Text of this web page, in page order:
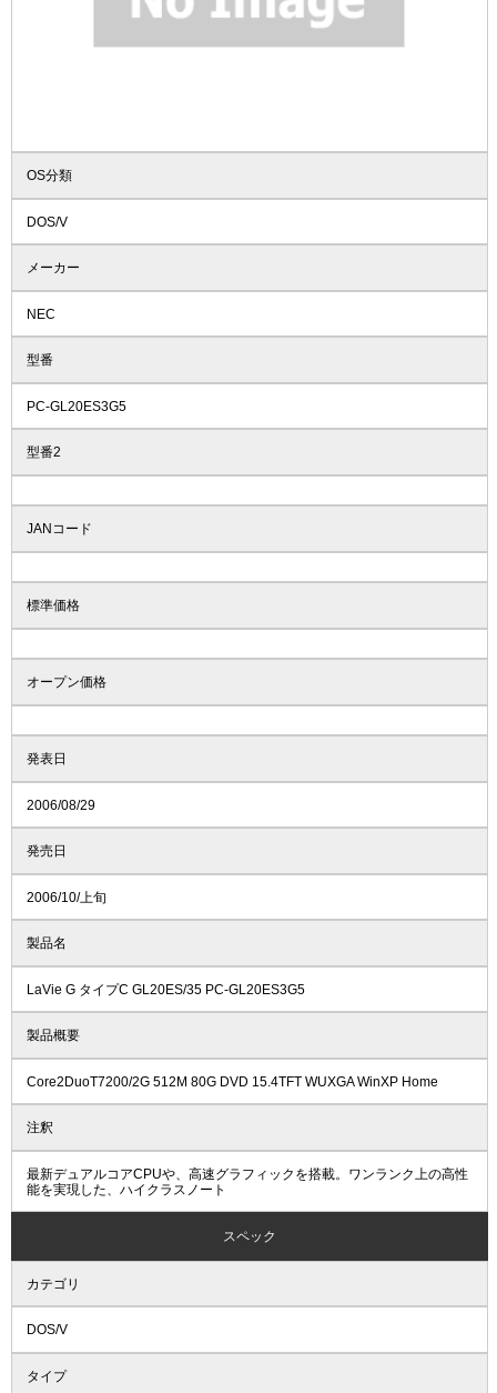
OS分類
DOS/V
メーカー
NEC
型番
PC-GL20ES3G5
型番2
JANコード
標準価格
オープン価格
発表日
2006/08/29
発売日
2006/10/上旬
製品名
LaVie G タイプC GL20ES/35 PC-GL20ES3G5
製品概要
Core2DuoT7200/2G 512M 80G DVD 15.4TFT WUXGA WinXP Home
注釈
最新デュアルコアCPUや、高速グラフィックを搭載。ワンランク上の高性
能を実現した、ハイクラスノート
スペック
カテゴリ
DOS/V
タイプ